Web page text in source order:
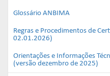
Glossário ANBIMA
Regras e Procedimentos de
02.01.2026)
Orientações e Informações
(versão dezembro de 2025)